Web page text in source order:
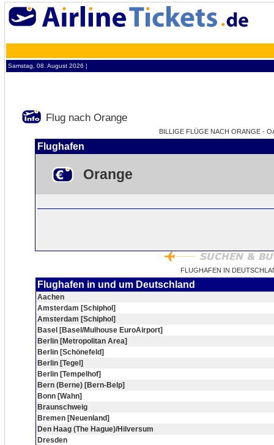
Samstag, 08. August 2026 ¦
Flug nach Orange
BILLIGE FLÜGE NACH ORANGE -
Flughafen
Orange
FLUGHAFEN IN
Flughafen in und um Deutschland
Aachen
Amsterdam [Schiphol]
Amsterdam [Schiphol]
Basel [Basel/Mulhouse EuroAirport]
Berlin [Metropolitan Area]
Berlin [Schönefeld]
Berlin [Tegel]
Berlin [Tempelhof]
Bern (Berne) [Bern-Belp]
Bonn [Wahn]
Braunschweig
Bremen [Neuenland]
Den Haag (The Hague)/Hilversum
Dresden